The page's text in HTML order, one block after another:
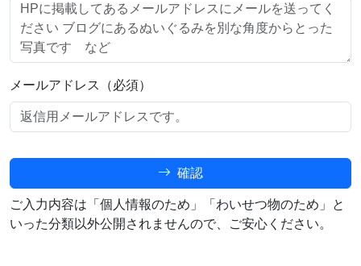
メールアドレス（必須）
確認
ご入力内容は「個人情報のため」「わいせつ物のため」と
いった分類以外公開されませんので、ご安心ください。